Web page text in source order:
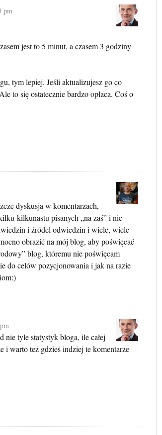
pm
jest to 5 minut, a czasem 3 godziny
tym lepiej. Jeśli aktualizujesz go co
to się ostatecznie bardzo opłaca. Coś o
dyskusja w komentarzach,
kilkunastu pisanych „na zaś” i nie
i źródeł odwiedzin i wiele, wiele
obrazić na mój blog, aby poświęcać
blog, któremu nie poświęcam
do celów pozycjonowania i jak na razie
nie tyle statystyk bloga, ile całej
i warto też gdzieś indziej te komentarze